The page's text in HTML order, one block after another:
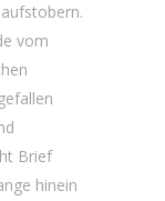
vom
Brief
hinein